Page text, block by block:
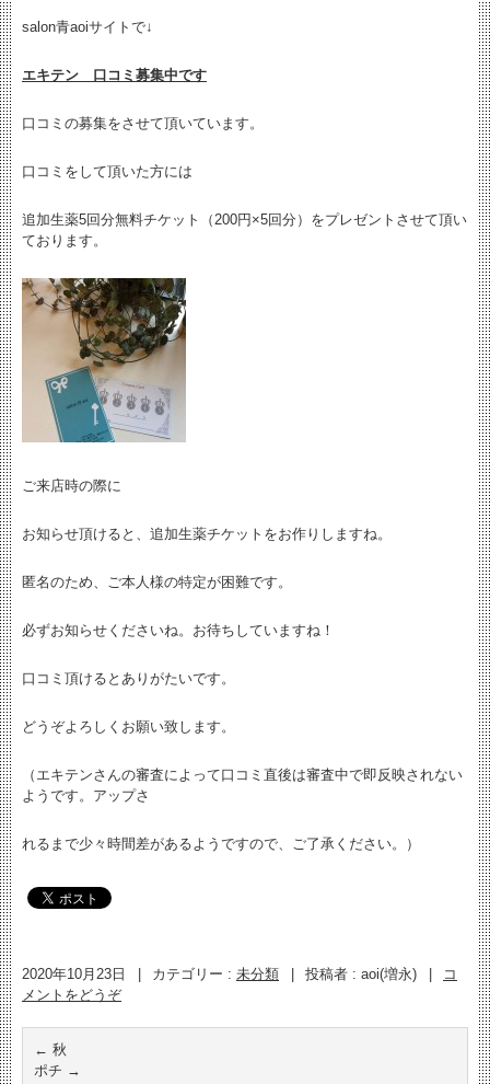
salon青aoiサイトで↓
エキテン 口コミ募集中です
口コミの募集をさせて頂いています。
口コミをして頂いた方には
追加生薬5回分無料チケット（200円×5回分）をプレゼントさせて頂い
ております。
ご来店時の際に
お知らせ頂けると、追加生薬チケットをお作りしますね。
匿名のため、ご本人様の特定が困難です。
必ずお知らせくださいね。お待ちしていますね！
口コミ頂けるとありがたいです。
どうぞよろしくお願い致します。
（エキテンさんの審査によって口コミ直後は審査中で即反映されない
ようです。アップさ
れるまで少々時間差があるようですので、ご了承ください。）
2020年10月23日 カテゴリー : 未分類 投稿者 : aoi(増永)
コ
メントをどうぞ
← 秋
ポチ →